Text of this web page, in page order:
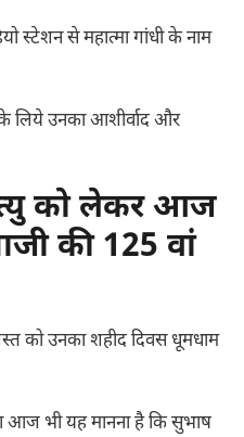
स्टेशन से महात्मा गांधी के नाम
लिये उनका आशीर्वाद और
को लेकर आज
की 125 वां
को उनका शहीद दिवस धूमधाम
आज भी यह मानना है कि सुभाष